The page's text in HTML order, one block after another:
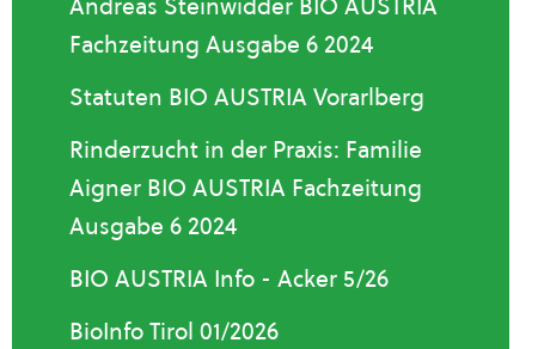
Andreas Steinwidder BIO AUSTRIA
Fachzeitung Ausgabe 6 2024
Statuten BIO AUSTRIA Vorarlberg
Rinderzucht in der Praxis: Familie
Aigner BIO AUSTRIA Fachzeitung
Ausgabe 6 2024
BIO AUSTRIA Info - Acker 5/26
BioInfo Tirol 01/2026